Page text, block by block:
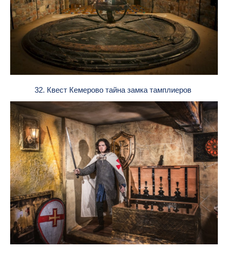
32. Квест Кемерово тайна замка тамплиеров